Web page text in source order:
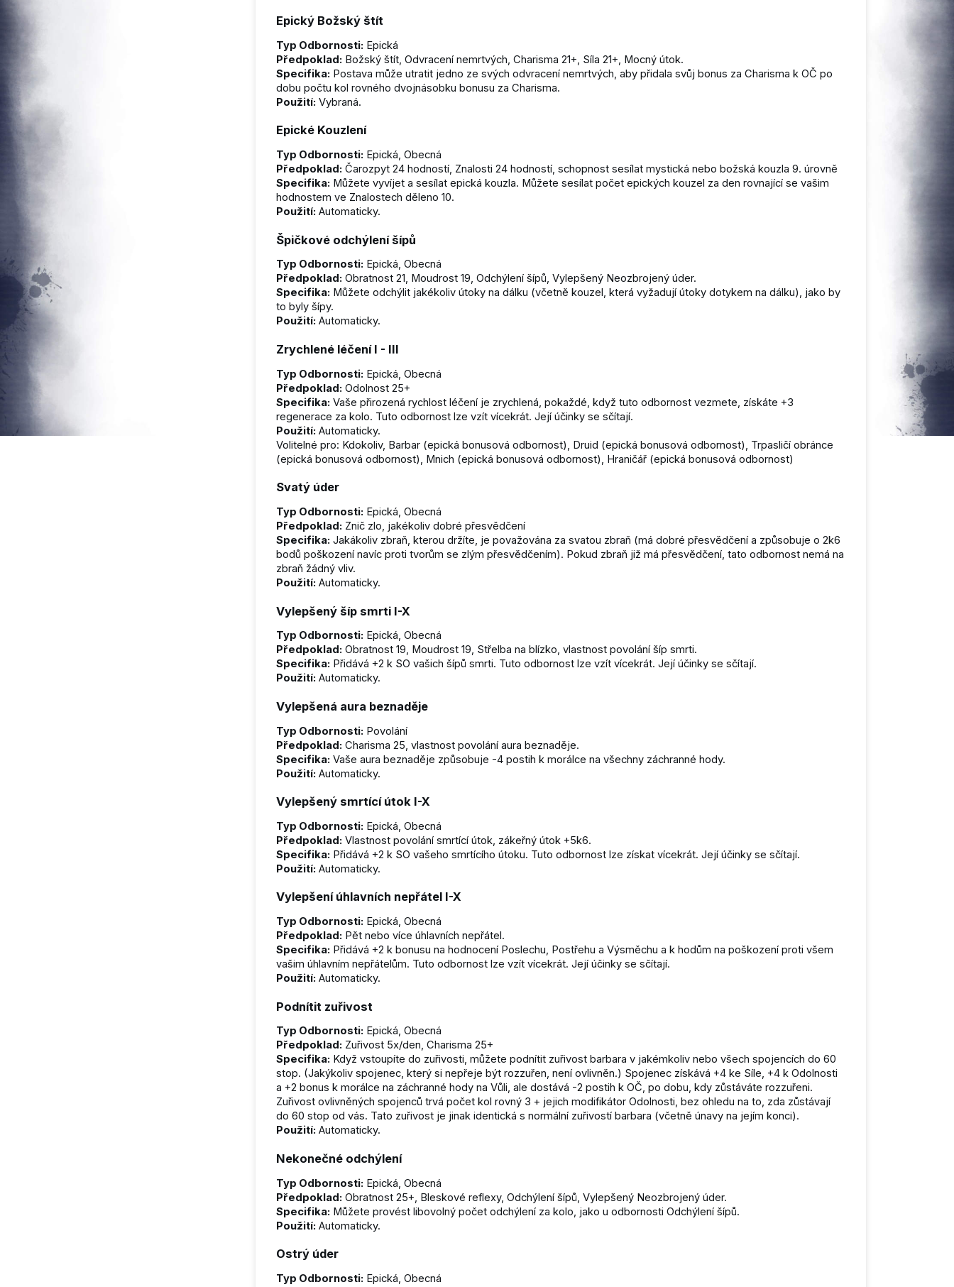
Epický Božský štít
Typ Odbornosti: Epická
Předpoklad: Božský štít, Odvracení nemrtvých, Charisma 21+, Síla 21+, Mocný útok.
Specifika: Postava může utratit jedno ze svých odvracení nemrtvých, aby přidala svůj bonus za Charisma k OČ po
dobu počtu kol rovného dvojnásobku bonusu za Charisma.
Použití: Vybraná.
Epické Kouzlení
Typ Odbornosti: Epická, Obecná
Předpoklad: Čarozpyt 24 hodností, Znalosti 24 hodností, schopnost sesílat mystická nebo božská kouzla 9. úrovně
Specifika: Můžete vyvíjet a sesílat epická kouzla. Můžete sesílat počet epických kouzel za den rovnající se vašim
hodnostem ve Znalostech děleno 10.
Použití: Automaticky.
Špičkové odchýlení šípů
Typ Odbornosti: Epická, Obecná
Předpoklad: Obratnost 21, Moudrost 19, Odchýlení šípů, Vylepšený Neozbrojený úder.
Specifika: Můžete odchýlit jakékoliv útoky na dálku (včetně kouzel, která vyžadují útoky dotykem na dálku), jako by
to byly šípy.
Použití: Automaticky.
Zrychlené léčení I - III
Typ Odbornosti: Epická, Obecná
Předpoklad: Odolnost 25+
Specifika: Vaše přirozená rychlost léčení je zrychlená, pokaždé, když tuto odbornost vezmete, získáte +3
regenerace za kolo. Tuto odbornost lze vzít vícekrát. Její účinky se sčítají.
Použití: Automaticky.
Volitelné pro: Kdokoliv, Barbar (epická bonusová odbornost), Druid (epická bonusová odbornost), Trpasličí obránce
(epická bonusová odbornost), Mnich (epická bonusová odbornost), Hraničář (epická bonusová odbornost)
Svatý úder
Typ Odbornosti: Epická, Obecná
Předpoklad: Znič zlo, jakékoliv dobré přesvědčení
Specifika: Jakákoliv zbraň, kterou držíte, je považována za svatou zbraň (má dobré přesvědčení a způsobuje o 2k6
bodů poškození navíc proti tvorům se zlým přesvědčením). Pokud zbraň již má přesvědčení, tato odbornost nemá na
zbraň žádný vliv.
Použití: Automaticky.
Vylepšený šíp smrti I-X
Typ Odbornosti: Epická, Obecná
Předpoklad: Obratnost 19, Moudrost 19, Střelba na blízko, vlastnost povolání šíp smrti.
Specifika: Přidává +2 k SO vašich šípů smrti. Tuto odbornost lze vzít vícekrát. Její účinky se sčítají.
Použití: Automaticky.
Vylepšená aura beznaděje
Typ Odbornosti: Povolání
Předpoklad: Charisma 25, vlastnost povolání aura beznaděje.
Specifika: Vaše aura beznaděje způsobuje -4 postih k morálce na všechny záchranné hody.
Použití: Automaticky.
Vylepšený smrtící útok I-X
Typ Odbornosti: Epická, Obecná
Předpoklad: Vlastnost povolání smrtící útok, zákeřný útok +5k6.
Specifika: Přidává +2 k SO vašeho smrtícího útoku. Tuto odbornost lze získat vícekrát. Její účinky se sčítají.
Použití: Automaticky.
Vylepšení úhlavních nepřátel I-X
Typ Odbornosti: Epická, Obecná
Předpoklad: Pět nebo více úhlavních nepřátel.
Specifika: Přidává +2 k bonusu na hodnocení Poslechu, Postřehu a Výsměchu a k hodům na poškození proti všem
vašim úhlavním nepřátelům. Tuto odbornost lze vzít vícekrát. Její účinky se sčítají.
Použití: Automaticky.
Podnítit zuřivost
Typ Odbornosti: Epická, Obecná
Předpoklad: Zuřivost 5x/den, Charisma 25+
Specifika: Když vstoupíte do zuřivosti, můžete podnítit zuřivost barbara v jakémkoliv nebo všech spojencích do 60
stop. (Jakýkoliv spojenec, který si nepřeje být rozzuřen, není ovlivněn.) Spojenec získává +4 ke Síle, +4 k Odolnosti
a +2 bonus k morálce na záchranné hody na Vůli, ale dostává -2 postih k OČ, po dobu, kdy zůstáváte rozzuřeni.
Zuřivost ovlivněných spojenců trvá počet kol rovný 3 + jejich modifikátor Odolnosti, bez ohledu na to, zda zůstávají
do 60 stop od vás. Tato zuřivost je jinak identická s normální zuřivostí barbara (včetně únavy na jejím konci).
Použití: Automaticky.
Nekonečné odchýlení
Typ Odbornosti: Epická, Obecná
Předpoklad: Obratnost 25+, Bleskové reflexy, Odchýlení šípů, Vylepšený Neozbrojený úder.
Specifika: Můžete provést libovolný počet odchýlení za kolo, jako u odbornosti Odchýlení šípů.
Použití: Automaticky.
Ostrý úder
Typ Odbornosti: Epická, Obecná